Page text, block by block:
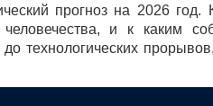
прогноз на 2026 год.
и к каким
технологических